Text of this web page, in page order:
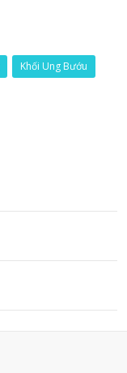
Khối Ung Bướu